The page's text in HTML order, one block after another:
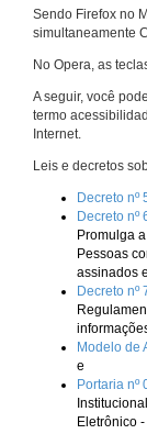
Sendo Firefox no
simultaneamente
No Opera, as
A seguir, você
termo
Internet.
Leis e decretos
Decreto
Decreto nº
Promulga
Pessoas
assinados
Decreto nº
Modelo de
e
Portaria nº
Eletrônico